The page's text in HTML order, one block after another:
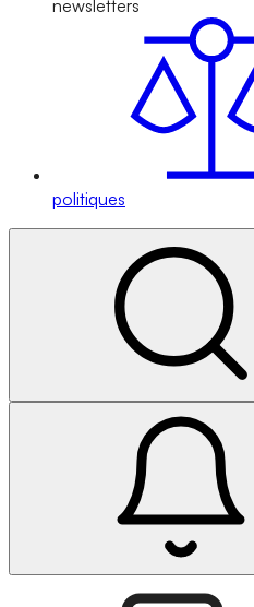
newsletters
politiques